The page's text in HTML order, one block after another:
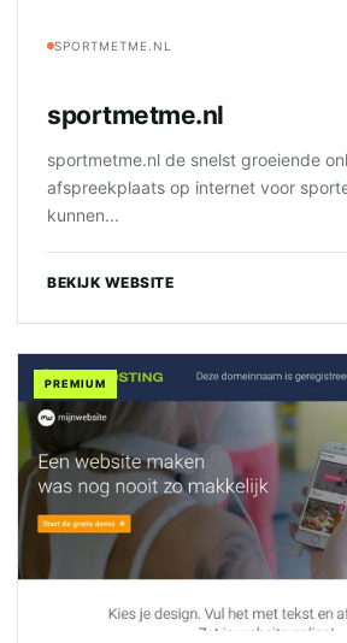
SPORTMETME.NL
sportmetme.nl
sportmetme.nl de snelst groeiende
afspreekplaats op internet voor
kunnen...
BEKIJK WEBSITE
PREMIUM